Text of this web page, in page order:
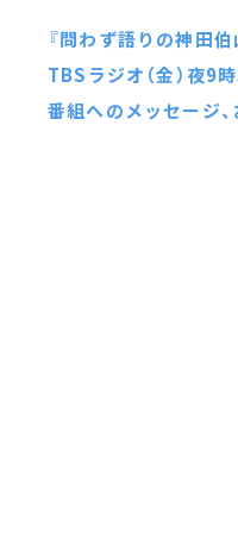
『問わず語りの神田伯
TBSラジオ（金）夜9
番組へのメッセージ